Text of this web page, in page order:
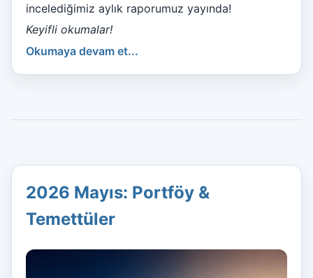
incelediğimiz aylık raporumuz yayında!
Keyifli okumalar!
Okumaya devam et...
2026 Mayıs: Portföy &
Temettüler